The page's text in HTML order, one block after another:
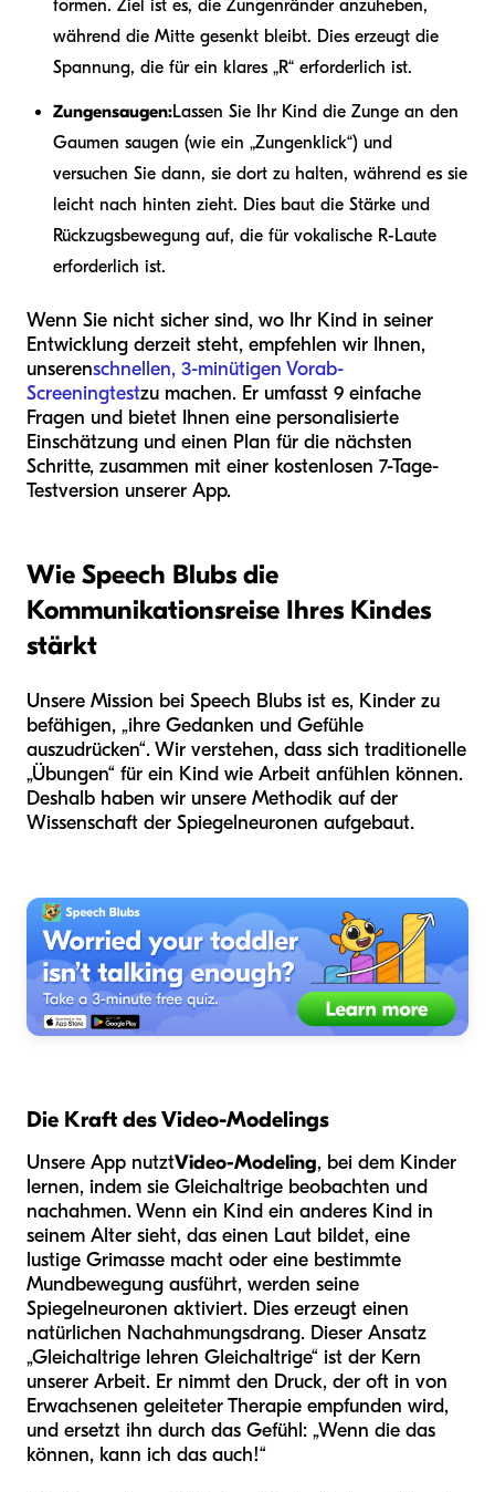
formen. Ziel ist es, die Zungenränder anzuheben,
während die Mitte gesenkt bleibt. Dies erzeugt die
Spannung, die für ein klares „R“ erforderlich ist.
Zungensaugen:Lassen Sie Ihr Kind die Zunge an den
Gaumen saugen (wie ein „Zungenklick“) und
versuchen Sie dann, sie dort zu halten, während es sie
leicht nach hinten zieht. Dies baut die Stärke und
Rückzugsbewegung auf, die für vokalische R-Laute
erforderlich ist.
Wenn Sie nicht sicher sind, wo Ihr Kind in seiner
Entwicklung derzeit steht, empfehlen wir Ihnen,
unserenschnellen, 3-minütigen Vorab-
Screeningtestzu machen. Er umfasst 9 einfache
Fragen und bietet Ihnen eine personalisierte
Einschätzung und einen Plan für die nächsten
Schritte, zusammen mit einer kostenlosen 7-Tage-
Testversion unserer App.
Wie Speech Blubs die
Kommunikationsreise Ihres Kindes
stärkt
Unsere Mission bei Speech Blubs ist es, Kinder zu
befähigen, „ihre Gedanken und Gefühle
auszudrücken“. Wir verstehen, dass sich traditionelle
„Übungen“ für ein Kind wie Arbeit anfühlen können.
Deshalb haben wir unsere Methodik auf der
Wissenschaft der Spiegelneuronen aufgebaut.
Die Kraft des Video-Modelings
Unsere App nutztVideo-Modeling, bei dem Kinder
lernen, indem sie Gleichaltrige beobachten und
nachahmen. Wenn ein Kind ein anderes Kind in
seinem Alter sieht, das einen Laut bildet, eine
lustige Grimasse macht oder eine bestimmte
Mundbewegung ausführt, werden seine
Spiegelneuronen aktiviert. Dies erzeugt einen
natürlichen Nachahmungsdrang. Dieser Ansatz
„Gleichaltrige lehren Gleichaltrige“ ist der Kern
unserer Arbeit. Er nimmt den Druck, der oft in von
Erwachsenen geleiteter Therapie empfunden wird,
und ersetzt ihn durch das Gefühl: „Wenn die das
können, kann ich das auch!“